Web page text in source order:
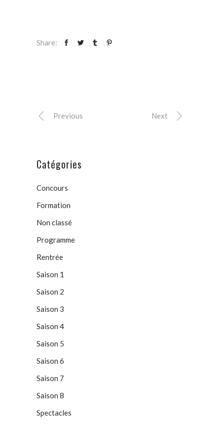
Share:
Previous Next
Catégories
Concours
Formation
Non classé
Programme
Rentrée
Saison 1
Saison 2
Saison 3
Saison 4
Saison 5
Saison 6
Saison 7
Saison 8
Spectacles